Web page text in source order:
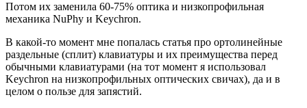
Потом их заменила 60-75% оптика и низкопрофильная
механика NuPhy и Keychron.
В какой-то момент мне попалась статья про ортолинейные
раздельные (сплит) клавиатуры и их преимущества перед
обычными клавиатурами (на тот момент я использовал
Keychron на низкопрофильных оптических свичах), да и в
целом о пользе для запястий.